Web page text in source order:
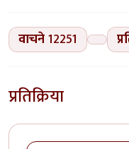
वाचने12251
प्रतिक्रिया